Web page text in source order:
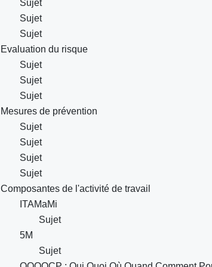
Sujet
Sujet
Sujet
Evaluation du risque
Sujet
Sujet
Sujet
Mesures de prévention
Sujet
Sujet
Sujet
Sujet
Composantes de l'activité de travail
ITAMaMi
Sujet
5M
Sujet